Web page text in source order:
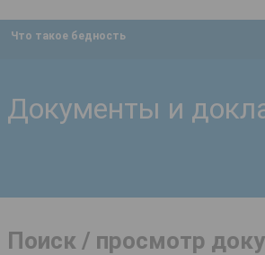
Что такое бедность
Документы и
Поиск / просмотр